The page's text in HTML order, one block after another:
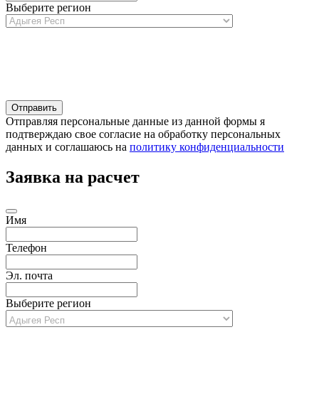
Выберите регион
Отправляя персональные данные из данной формы я
подтверждаю свое согласие на обработку персональных
данных и соглашаюсь на политику конфиденциальности
Заявка на расчет
Имя
Телефон
Эл. почта
Выберите регион